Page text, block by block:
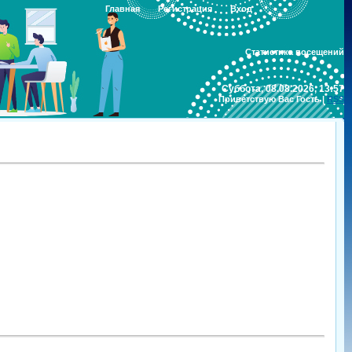
Статистика посещений
Суббота, 08.08.2026, 13:57
Приветствую Вас Гость|RSS
Главная Регистрация Вход